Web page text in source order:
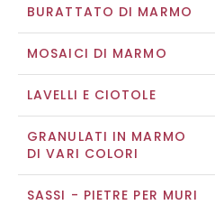
BURATTATO DI MARMO
MOSAICI DI MARMO
LAVELLI E CIOTOLE
GRANULATI IN MARMO
DI VARI COLORI
SASSI - PIETRE PER MURI